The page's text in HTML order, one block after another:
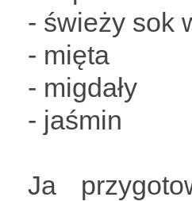
- świeży sok
- mięta
- migdały
- jaśmin
Ja